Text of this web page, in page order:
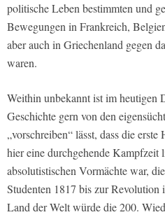
politische Leben bestimmten und
Bewegungen in Frankreich,
aber auch in Griechenland gegen
waren.
Weithin unbekannt ist im heutigen
Geschichte gern von den
„vorschreiben“ lässt, dass die
hier eine durchgehende Kampfzeit
absolutistischen Vormächte war,
Studenten 1817 bis zur Revolution
Land der Welt würde die 200.